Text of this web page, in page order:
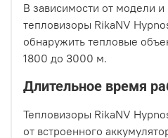
В зависимости от модели
тепловизоры RikaNV
обнаружить тепловые
1800 до 3000 м.
Длительное время
Тепловизоры RikaNV
от встроенного